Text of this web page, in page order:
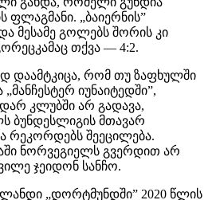
ფლაგმანი. „ბაიერნის”
მესამე გოლებს შორის კი
თქვა — 4:2.
დაამტკიცა, რომ თუ ზაფხულში
იუნაიტედში”,
კლუბში არ გადავა,
ბუნდესლიგის მთავარ
რეკორდებს შეეცილება.
ნორვეგიელს გვერდით არ
ჯეიდონ სანჩო.
„დორტმუნდში” 2020 წლის